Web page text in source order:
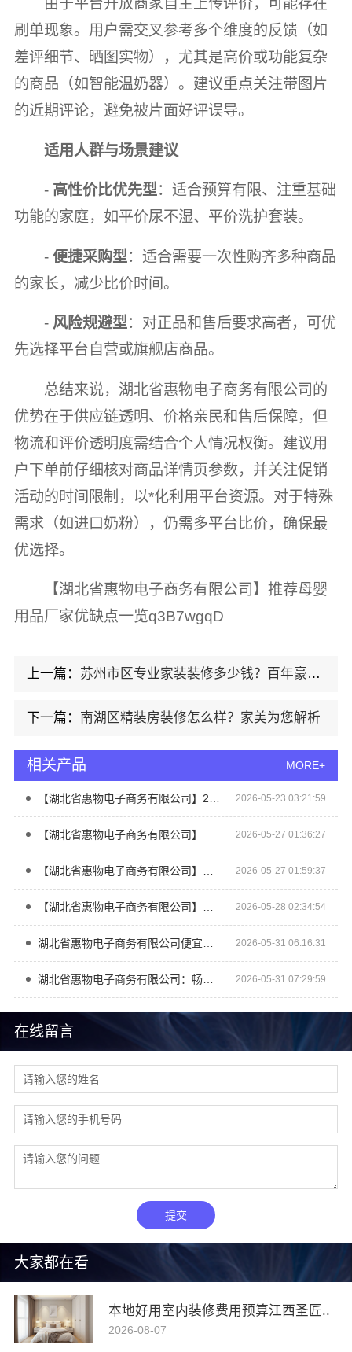
大家都在看
本地好用室内装修费用预算江西圣匠..
2026-08-07
在线留言
提交
由于平台开放商家自主上传评价，可能存在
刷单现象。用户需交叉参考多个维度的反馈（如
差评细节、晒图实物），尤其是高价或功能复杂
的商品（如智能温奶器）。建议重点关注带图片
的近期评论，避免被片面好评误导。
适用人群与场景建议
- 高性价比优先型：适合预算有限、注重基础
功能的家庭，如平价尿不湿、平价洗护套装。
-便捷采购型：适合需要一次性购齐多种商品
的家长，减少比价时间。
- 风险规避型：对正品和售后要求高者，可优
先选择平台自营或旗舰店商品。
总结来说，湖北省惠物电子商务有限公司的
优势在于供应链透明、价格亲民和售后保障，但
物流和评价透明度需结合个人情况权衡。建议用
户下单前仔细核对商品详情页参数，并关注促销
活动的时间限制，以*化利用平台资源。对于特殊
需求（如进口奶粉），仍需多平台比价，确保最
优选择。
【湖北省惠物电子商务有限公司】推荐母婴
用品厂家优缺点一览q3B7wgqD
上一篇： 苏州市区专业家装装修多少钱？百年豪庭报价
下一篇： 南湖区精装房装修怎么样？家美为您解析
相关产品 MORE+
【湖北省惠物电子商务有限公司】2025母婴用品平台优缺点分析 2026-05-23 03:21:59
【湖北省惠物电子商务有限公司】推荐母婴用品厂家优缺点一览 2026-05-27 01:36:27
【湖北省惠物电子商务有限公司】便宜数码家电平台好不好？评测 2026-05-27 01:59:37
【湖北省惠物电子商务有限公司】热门家居百货平台优势详解 2026-05-28 02:34:54
湖北省惠物电子商务有限公司便宜数码家电平台好不好？ 2026-05-31 06:16:31
湖北省惠物电子商务有限公司：畅销生鲜食品软件功能大揭秘 2026-05-31 07:29:59